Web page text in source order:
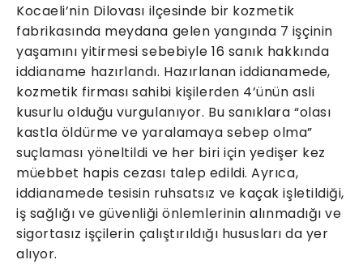
Kocaeli’nin Dilovası ilçesinde bir kozmetik
fabrikasında meydana gelen yangında 7 işçinin
yaşamını yitirmesi sebebiyle 16 sanık hakkında
iddianame hazırlandı. Hazırlanan iddianamede,
kozmetik firması sahibi kişilerden 4’ünün asli
kusurlu olduğu vurgulanıyor. Bu sanıklara “olası
kastla öldürme ve yaralamaya sebep olma”
suçlaması yöneltildi ve her biri için yedişer kez
müebbet hapis cezası talep edildi. Ayrıca,
iddianamede tesisin ruhsatsız ve kaçak işletildiği,
iş sağlığı ve güvenliği önlemlerinin alınmadığı ve
sigortasız işçilerin çalıştırıldığı hususları da yer
alıyor.